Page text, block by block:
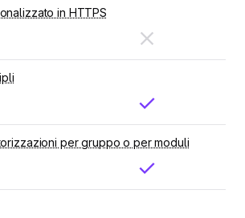
in HTTPS
per gruppo o per moduli